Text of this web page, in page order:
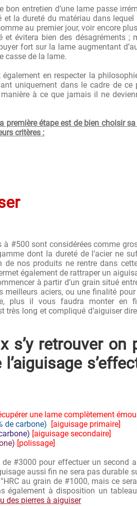
bon entretien d’une lame passe
et la dureté du matériau dans lequel
au premier jour, voir encore
et évitera bien des désagréments ;
fort sur la lame augmentant
casse de la lame.
en respecter la
uniquement dans le cadre de
à ce que jamais il ne
première étape est de bien choisir
critères :
#500 sont considérées comme
dont la dureté de l’acier ne
nos produits ne rentre dans
également de rattraper un
à partir d’un grain situé
aciers, ou une finalité pour
plus il vous faudra monter en
très long et compliqué d’aiguiser
s’y retrouver on
une lame complètement
de carbone)
[aiguisage primaire]
[aiguisage secondaire]
[polissage]
#3000 pour effectuer un second
aussi fin ne sera pas durable
au grain de #1000, mais ce
également à disposition un
des pierres à aiguiser